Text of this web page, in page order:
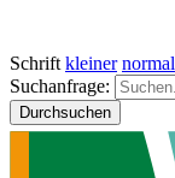
Schrift kleiner normal
Suchanfrage:
Durchsuchen